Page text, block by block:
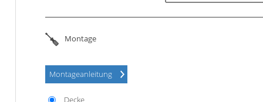
Montage
Montageanleitung
Decke